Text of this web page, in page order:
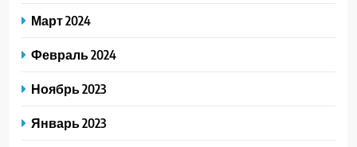
Март 2024
Февраль 2024
Ноябрь 2023
Январь 2023